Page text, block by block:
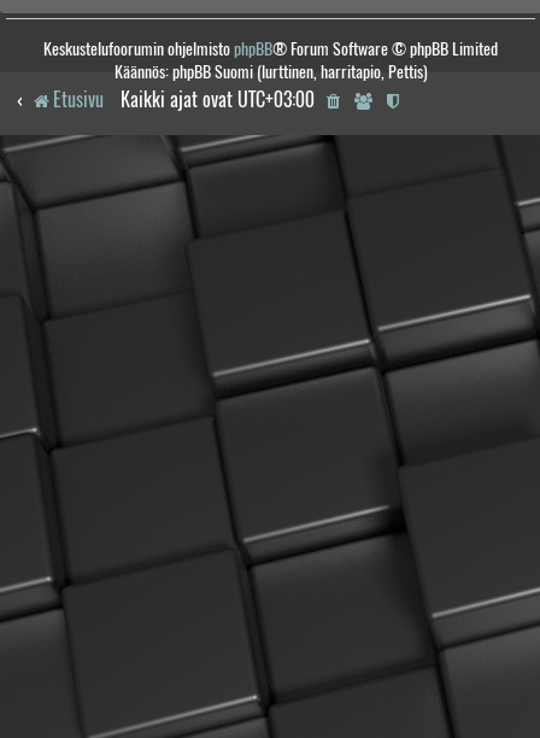
Keskustelufoorumin ohjelmistophpBB® Forum Software © phpBB Limited
Käännös: phpBB Suomi (lurttinen, harritapio, Pettis)
Etusivu Kaikki ajat ovat UTC+03:00